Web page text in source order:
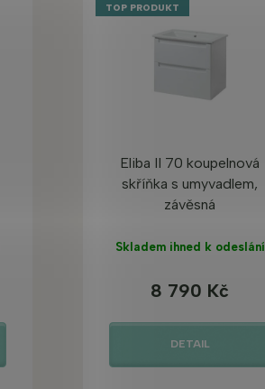
TOP PRODUKT
Eliba II 70 koupelnová
skříňka s umyvadlem,
závěsná
Skladem ihned k odeslání
8 790 Kč
DETAIL